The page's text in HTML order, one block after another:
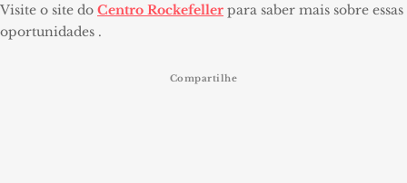
Visite o site do Centro Rockefeller para saber mais sobre essas
oportunidades .
Compartilhe